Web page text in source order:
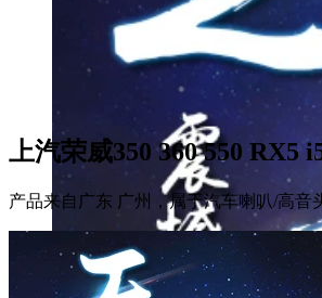
上汽荣威350 360 550 RX5
产品来自广东 广州，属于汽车喇叭/高音